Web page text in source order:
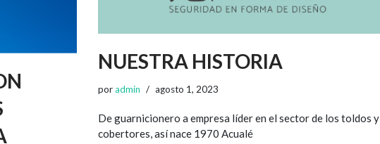
NUESTRA HISTORIA
poradmin agosto 1, 2023
De guarnicionero a empresa líder en el sector de los toldos y
cobertores, así nace 1970​ Acualé